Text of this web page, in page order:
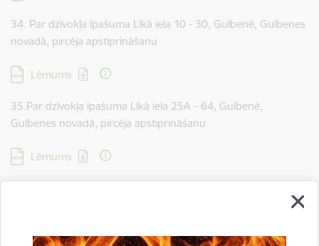
34. Par dzīvokļa īpašuma Līkā iela 10 - 30, Gulbenē, Gulbenes
novadā, pircēja apstiprināšanu
Lejupielādēt:
Lēmums
35.Par dzīvokļa īpašuma Līkā iela 25A – 64, Gulbenē,
Gulbenes novadā, pircēja apstiprināšanu
Lejupielādēt:
Lēmums
Lejupielādēt:
Lēmums